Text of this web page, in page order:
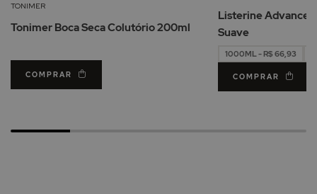
Desejos
TONIMER
Tonimer Boca Seca Colutório 200ml
COMPRAR
Listerine
Suave
1000ML - R$ 66,93
COMPRAR